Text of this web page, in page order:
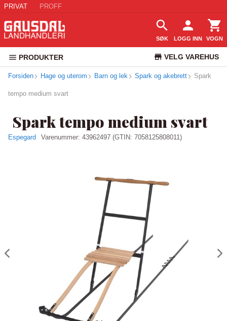
PRIVAT PROFF
SØK LOGG INN VOGN
PRODUKTER VELG VAREHUS
KUNDESERVICE
Forsiden Hage og uterom Barn og lek Spark og akebrett Spark
tempo medium svart
Spark tempo medium svart
Espegard Varenummer: 43962497 (GTIN: 7058125808011)